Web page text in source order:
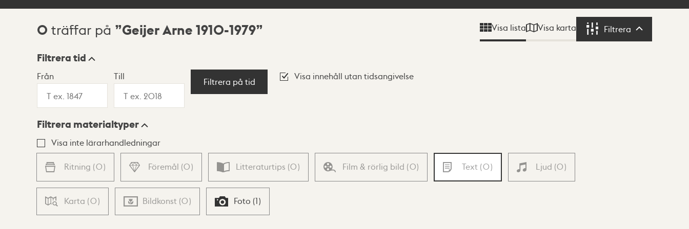
Sökresultat
0 träffar på Geijer Arne 1910-1979 Visa lista Visa karta Filtrera Filtrera
Visningsläge
Lista Karta
Filtrera tid
Från Till
Filtrera på tid
Visa innehåll utan tidsangivelse
Filtrera materialtyper
Visa inte lärarhandledningar
Ritning (0) Föremål (0) Litteraturtips (0) Film & rörlig bild (0) Text (0) Ljud (0)
Karta (0) Bildkonst (0) Foto (1)